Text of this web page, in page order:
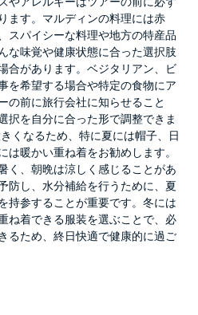
ます。マルディンの料理には赤
スパイシーな料理や地方の特産品
な味覚や健康状態に合った選択肢
合があります。ベジタリアン、ビ
を希望する場合や特定の食物にア
の前に旅行会社に知らせること
択を自分に合った形で調整できま
くなるため、特に夏には帽子、日
暖かい重ね着をお勧めします。
く、朝晩は涼しく感じることがあ
防し、水分補給を行うために、夏
持参することが重要です。冬には
ね着できる服装を選ぶことで、必
るため、終日快適で健康的に過ご